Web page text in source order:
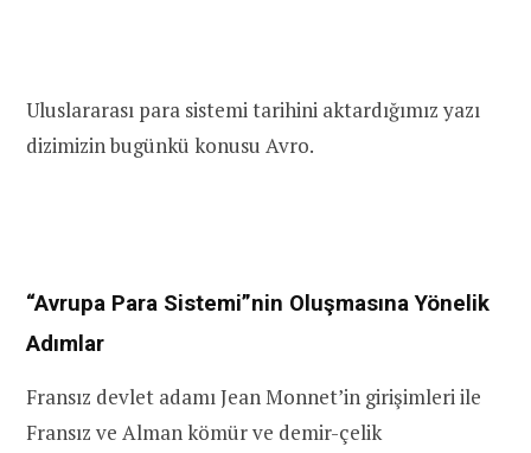
Uluslararası para sistemi tarihini aktardığımız yazı
dizimizin bugünkü konusu Avro.
“Avrupa Para Sistemi”nin Oluşmasına Yönelik
Adımlar
Fransız devlet adamı Jean Monnet’in girişimleri ile
Fransız ve Alman kömür ve demir-çelik